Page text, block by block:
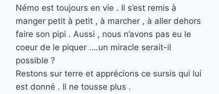
Némo est toujours en vie . Il s’est remis à
manger petit à petit , à marcher , à aller dehors
faire son pipi . Aussi , nous n’avons pas eu le
coeur de le piquer ….un miracle serait-il
possible ?
Restons sur terre et apprécions ce sursis qui lui
est donné . Il ne tousse plus .